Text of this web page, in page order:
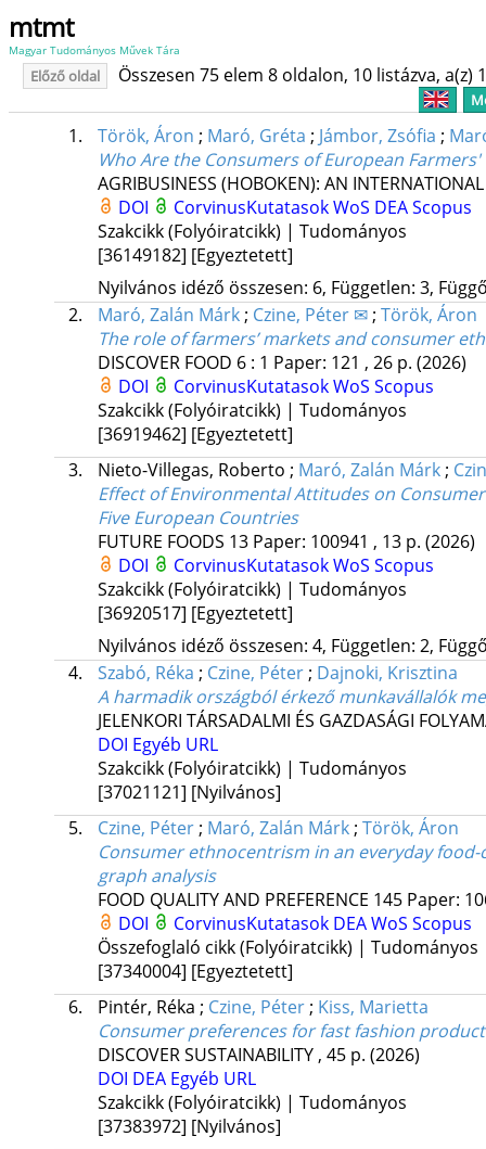
mtmt
Magyar Tudományos Művek Tára
Előző oldal Összesen 75 elem 8 oldalon, 10 listázva, a(z)
1. Török, Áron ; Maró, Gréta ; Jámbor, Zsófia ;
Who Are the Consumers of European Farmers'
AGRIBUSINESS (HOBOKEN): AN
DOI
CorvinusKutatasokWoS DEAScopus
Szakcikk (Folyóiratcikk) | Tudományos
[36149182] [Egyeztetett]
Nyilvános idéző összesen: 6, Független: 3,
2.
Maró, Zalán Márk; Czine, Péter ✉; Török, Áron
The role of farmers’ markets and consumer
DISCOVER FOOD 6: 1 Paper: 121 , 26 p. (2026)
DOI
CorvinusKutatasokWoS Scopus
Szakcikk (Folyóiratcikk) | Tudományos
[36919462] [Egyeztetett]
3.
Nieto-Villegas, Roberto ; Maró, Zalán Márk;
Effect of Environmental Attitudes on
Five European Countries
FUTURE FOODS 13 Paper: 100941 , 13 p. (2026)
DOI
CorvinusKutatasokWoS Scopus
Szakcikk (Folyóiratcikk) | Tudományos
[36920517] [Egyeztetett]
Nyilvános idéző összesen: 4, Független: 2,
4.
Szabó, Réka ; Czine, Péter; Dajnoki, Krisztina
A harmadik országból érkező munkavállalók
JELENKORI TÁRSADALMI ÉS GAZDASÁGI
DOI Egyéb URL
Szakcikk (Folyóiratcikk) | Tudományos
[37021121] [Nyilvános]
5.
Czine, Péter; Maró, Zalán Márk; Török, Áron
Consumer ethnocentrism in an everyday
graph analysis
FOOD QUALITY AND PREFERENCE 145 Paper:
DOI
CorvinusKutatasok DEAWoS Scopus
Összefoglaló cikk (Folyóiratcikk) | Tudományos
[37340004] [Egyeztetett]
6.
Pintér, Réka ; Czine, Péter; Kiss, Marietta
Consumer preferences for fast fashion
DISCOVER SUSTAINABILITY, 45 p. (2026)
DOI DEA Egyéb URL
Szakcikk (Folyóiratcikk) | Tudományos
[37383972] [Nyilvános]